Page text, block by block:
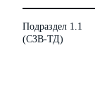
Подраздел 1.1
(СЗВ-ТД)